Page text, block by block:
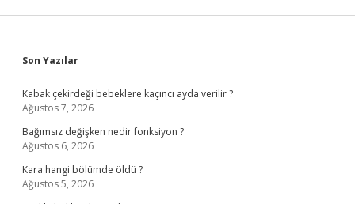
Sidebar
Son Yazılar
Kabak çekirdeği bebeklere kaçıncı ayda verilir ?
Ağustos 7, 2026
Bağımsız değişken nedir fonksiyon ?
Ağustos 6, 2026
Kara hangi bölümde öldü ?
Ağustos 5, 2026